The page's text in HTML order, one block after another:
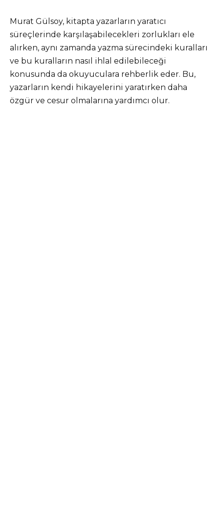
Murat Gülsoy, kitapta yazarların yaratıcı
süreçlerinde karşılaşabilecekleri zorlukları ele
alırken, aynı zamanda yazma sürecindeki kuralları
ve bu kuralların nasıl ihlal edilebileceği
konusunda da okuyuculara rehberlik eder. Bu,
yazarların kendi hikayelerini yaratırken daha
özgür ve cesur olmalarına yardımcı olur.